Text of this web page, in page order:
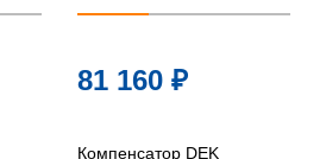
81 160 ₽
Компенсатор DEK